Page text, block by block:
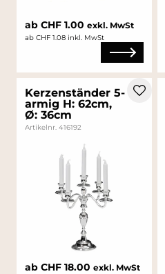
ab CHF 1.00 exkl. MwSt
ab CHF 1.08 inkl. MwSt
Kerzenständer 5-
armig H: 62cm,
Ø: 36cm
Artikelnr. 416192
ab CHF 18.00 exkl. MwSt